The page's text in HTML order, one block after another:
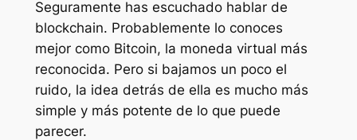
Seguramente has escuchado hablar de
blockchain. Probablemente lo conoces
mejor como Bitcoin, la moneda virtual más
reconocida. Pero si bajamos un poco el
ruido, la idea detrás de ella es mucho más
simple y más potente de lo que puede
parecer.